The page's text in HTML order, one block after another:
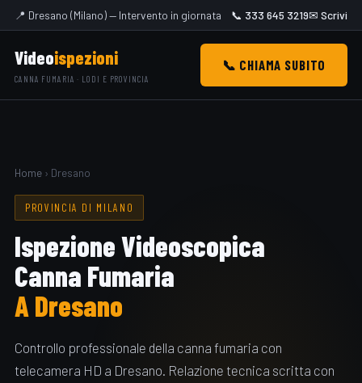
📍 Dresano (Milano) — Intervento in giornata 📞 333 645 3219✉ Scrivi
Videoispezioni
CANNA FUMARIA · LODI E PROVINCIA
📞 CHIAMA SUBITO
Home› Dresano
PROVINCIA DI MILANO
Ispezione Videoscopica
Canna Fumaria
A Dresano
Controllo professionale della canna fumaria con
telecamera HD a Dresano. Relazione tecnica scritta con